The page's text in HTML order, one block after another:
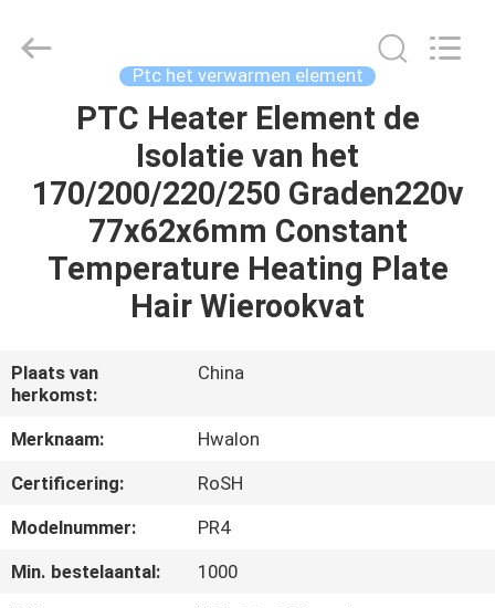
THUIS
PRODUCTEN
OVER
FABRIEKSTOCHT
KWALITEITSCONTROLE
CONTACT
MET
Ptc het verwarmen element
PTC Heater Element de
Isolatie van het
170/200/220/250 Graden220v
77x62x6mm Constant
Temperature Heating Plate
Hair Wierookvat
Plaats van
herkomst:
China
Merknaam:
Hwalon
Certificering:
RoSH
Modelnummer:
PR4
Min. bestelaantal:
1000